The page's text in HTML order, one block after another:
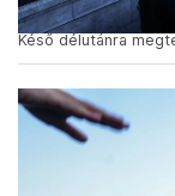
Késő délutánra